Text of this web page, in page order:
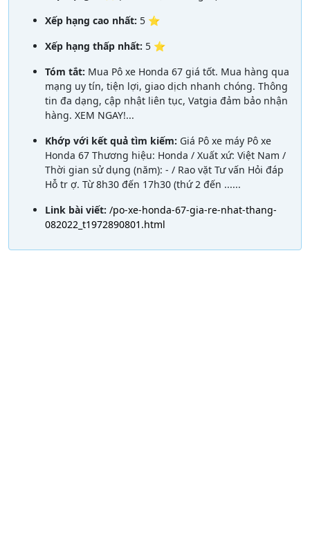
Xếp hạng cao nhất: 5 ⭐
Xếp hạng thấp nhất: 5 ⭐
Tóm tắt: Mua Pô xe Honda 67 giá tốt. Mua hàng qua
mạng uy tín, tiện lợi, giao dịch nhanh chóng. Thông
tin đa dạng, cập nhật liên tục, Vatgia đảm bảo nhận
hàng. XEM NGAY!...
Khớp với kết quả tìm kiếm: Giá Pô xe máy Pô xe
Honda 67 Thương hiệu: Honda / Xuất xứ: Việt Nam /
Thời gian sử dụng (năm): - / Rao vặt Tư vấn Hỏi đáp
Hỗ tr ợ. Từ 8h30 đến 17h30 (thứ 2 đến ......
Link bài viết: /po-xe-honda-67-gia-re-nhat-thang-
082022_t1972890801.html